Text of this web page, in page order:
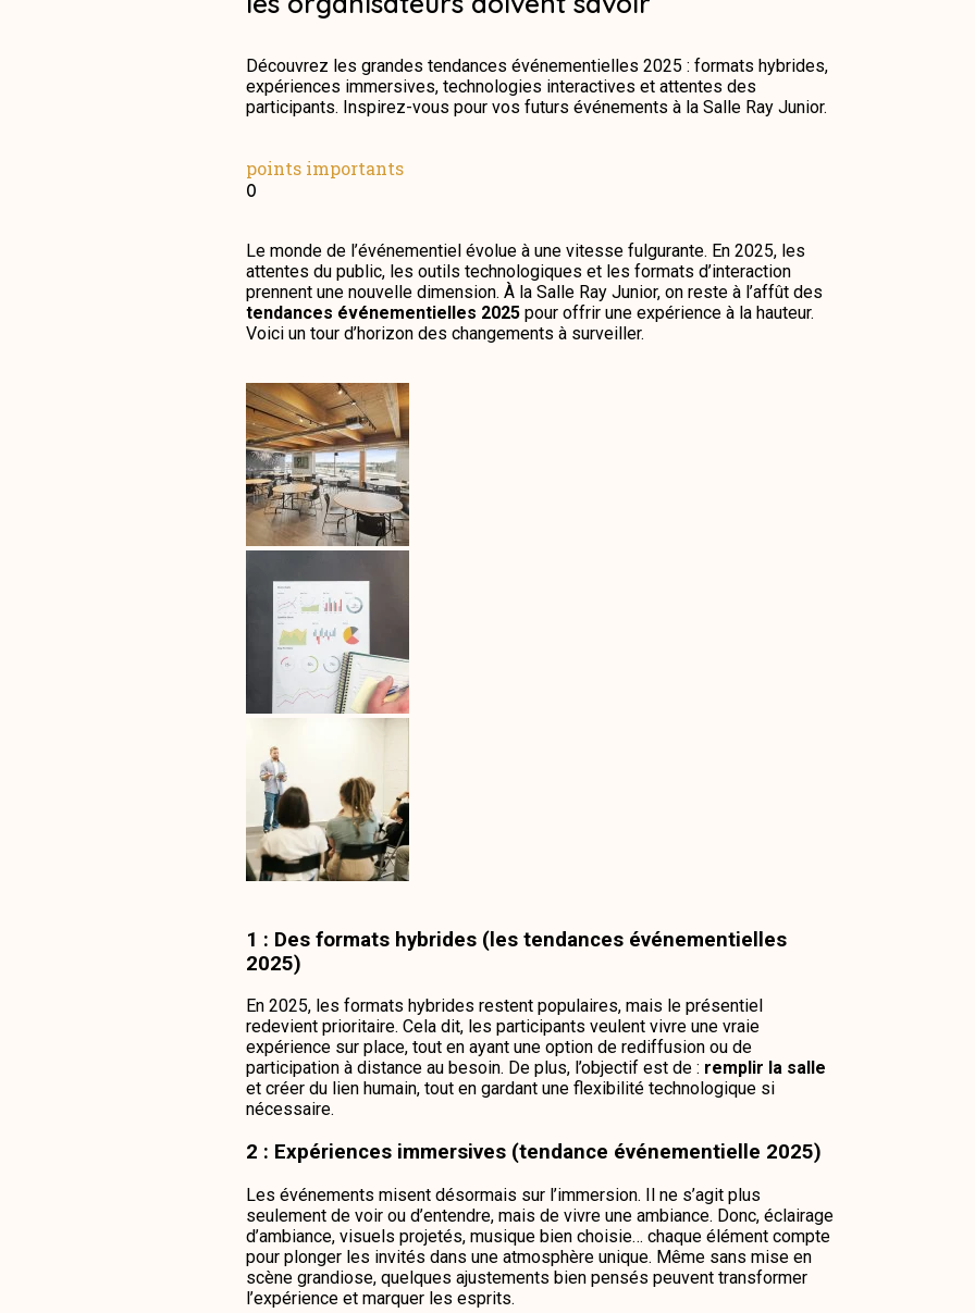
Découvrez les grandes tendances événementielles 2025 : formats hybrides,
expériences immersives, technologies interactives et attentes des
participants. Inspirez-vous pour vos futurs événements à la Salle Ray Junior.
points importants
0
Le monde de l’événementiel évolue à une vitesse fulgurante. En 2025, les
attentes du public, les outils technologiques et les formats d’interaction
prennent une nouvelle dimension. À la Salle Ray Junior, on reste à l’affût des
tendances événementielles 2025 pour offrir une expérience à la hauteur.
Voici un tour d’horizon des changements à surveiller.
1 : Des formats hybrides (les tendances événementielles
2025)
En 2025, les formats hybrides restent populaires, mais le présentiel
redevient prioritaire. Cela dit, les participants veulent vivre une vraie
expérience sur place, tout en ayant une option de rediffusion ou de
participation à distance au besoin. De plus, l’objectif est de : remplir la salle
et créer du lien humain, tout en gardant une flexibilité technologique si
nécessaire.
2 : Expériences immersives (tendance événementielle 2025)
Les événements misent désormais sur l’immersion. Il ne s’agit plus
seulement de voir ou d’entendre, mais de vivre une ambiance. Donc, éclairage
d’ambiance, visuels projetés, musique bien choisie… chaque élément compte
pour plonger les invités dans une atmosphère unique. Même sans mise en
scène grandiose, quelques ajustements bien pensés peuvent transformer
l’expérience et marquer les esprits.